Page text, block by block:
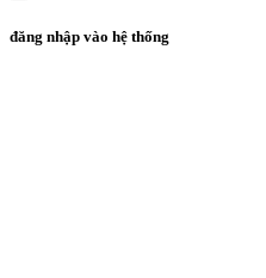
đăng nhập vào hệ thống